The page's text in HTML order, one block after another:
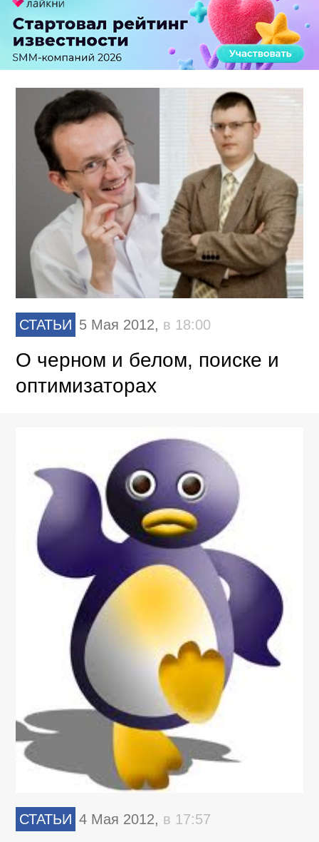
СТАТЬИ 5 Мая 2012, в 18:00
О черном и белом, поиске и
оптимизаторах
СТАТЬИ 4 Мая 2012, в 17:57